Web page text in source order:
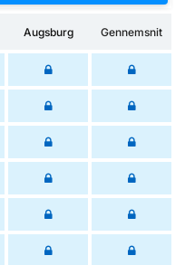
Augsburg Gennemsnit